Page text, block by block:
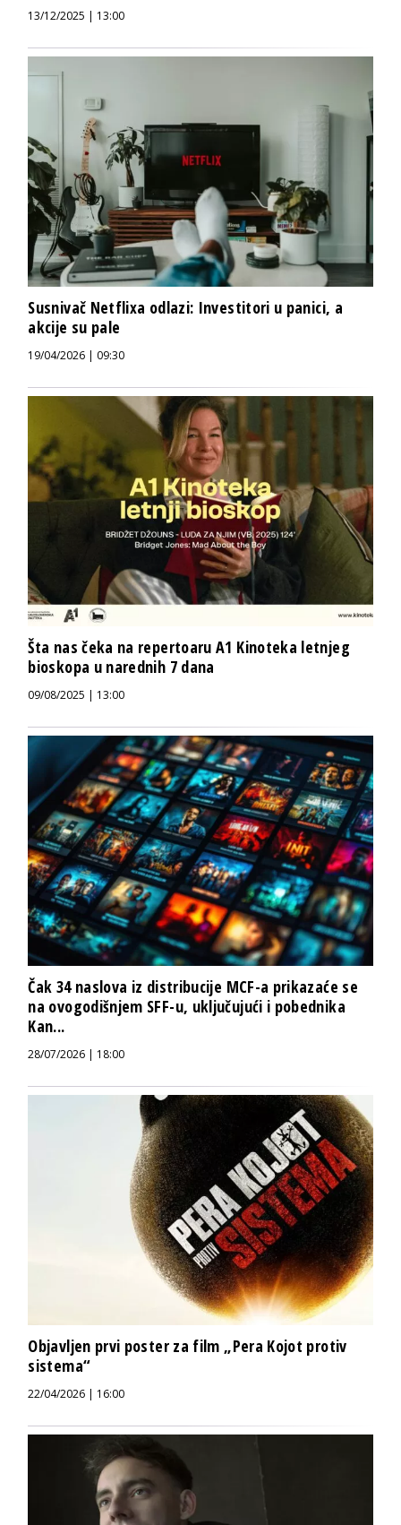
13/12/2025 | 13:00
Susnivač Netflixa odlazi: Investitori u panici, a
akcije su pale
19/04/2026 | 09:30
Šta nas čeka na repertoaru A1 Kinoteka letnjeg
bioskopa u narednih 7 dana
09/08/2025 | 13:00
Čak 34 naslova iz distribucije MCF-a prikazaće se
na ovogodišnjem SFF-u, uključujući i pobednika
Kan...
28/07/2026 | 18:00
Objavljen prvi poster za film „Pera Kojot protiv
sistema“
22/04/2026 | 16:00